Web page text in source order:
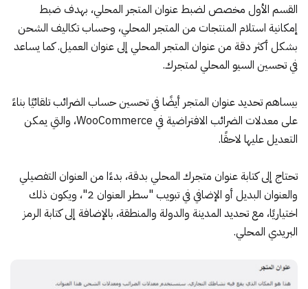
القسم الأول مخصص لضبط عنوان المتجر المحلي، بهدف ضبط
إمكانية استلام المنتجات من المتجر المحلي، وحساب تكاليف الشحن
بشكل أكثر دقة من عنوان المتجر المحلي إلى عنوان العميل. كما يساعد
في تحسين السيو المحلي لمتجرك.
بيساهم تحديد عنوان المتجر أيضًا في تحسين حساب الضرائب تلقائيًا بناءً
على معدلات الضرائب الافتراضية في WooCommerce، والتي يمكن
التعديل عليها لاحقًا.
تحتاج إلى كتابة عنوان متجرك المحلي بدقة، بدءًا من العنوان التفصيلي
والعنوان البديل أو الإضافي في تبويب "سطر العنوان 2"، ويكون ذلك
اختياريًا، مع تحديد المدينة والدولة والمنطقة، بالإضافة إلى كتابة الرمز
البريدي المحلي.